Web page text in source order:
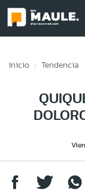
Inicio Tendencia